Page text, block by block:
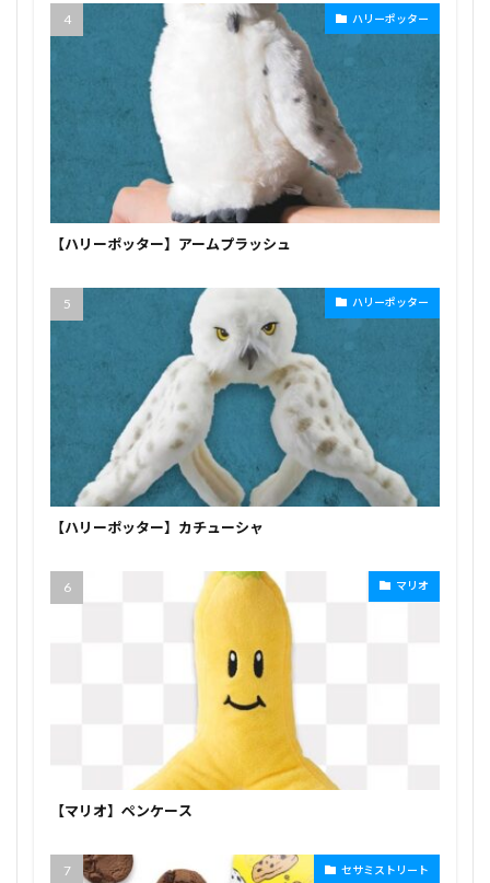
ハリーポッター
【ハリーポッター】アームプラッシュ
ハリーポッター
【ハリーポッター】カチューシャ
マリオ
【マリオ】ペンケース
セサミストリート